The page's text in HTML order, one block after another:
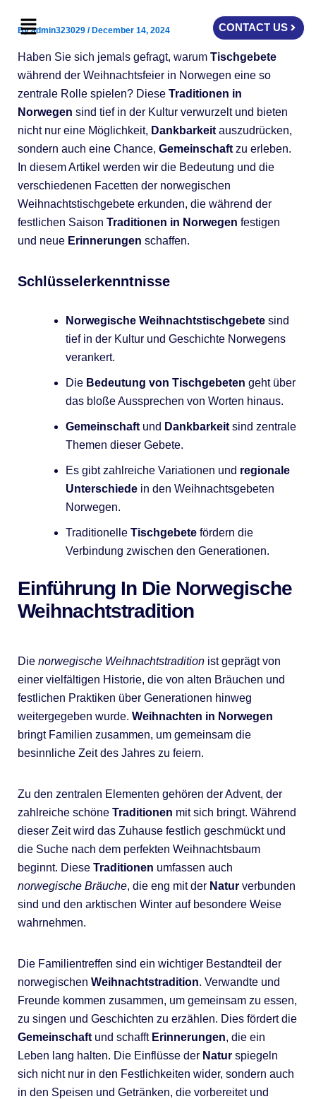
Menu CONTACT US
Byadmin323029 /December 14, 2024
Haben Sie sich jemals gefragt, warum Tischgebete
während der Weihnachtsfeier in Norwegen eine so
zentrale Rolle spielen? Diese Traditionen in
Norwegen sind tief in der Kultur verwurzelt und bieten
nicht nur eine Möglichkeit, Dankbarkeitauszudrücken,
sondern auch eine Chance, Gemeinschaftzu erleben.
In diesem Artikel werden wir die Bedeutung und die
verschiedenen Facetten der norwegischen
Weihnachtstischgebete erkunden, die während der
festlichen Saison Traditionen in Norwegen festigen
und neue Erinnerungen schaffen.
Schlüsselerkenntnisse
Norwegische Weihnachtstischgebetesind
tief in der Kultur und Geschichte Norwegens
verankert.
Die Bedeutung von Tischgebeten geht über
das bloße Aussprechen von Worten hinaus.
Gemeinschaftund Dankbarkeitsind zentrale
Themen dieser Gebete.
Es gibt zahlreiche Variationen und regionale
Unterschiedein den Weihnachtsgebeten
Norwegen.
Traditionelle Tischgebetefördern die
Verbindung zwischen den Generationen.
Einführung In Die Norwegische
Weihnachtstradition
Die norwegische Weihnachtstraditionist geprägt von
einer vielfältigen Historie, die von alten Bräuchen und
festlichen Praktiken über Generationen hinweg
weitergegeben wurde. Weihnachten in Norwegen
bringt Familien zusammen, um gemeinsam die
besinnliche Zeit des Jahres zu feiern.
Zu den zentralen Elementen gehören der Advent, der
zahlreiche schöne Traditionen mit sich bringt. Während
dieser Zeit wird das Zuhause festlich geschmückt und
die Suche nach dem perfekten Weihnachtsbaum
beginnt. Diese Traditionen umfassen auch
norwegische Bräuche, die eng mit der Naturverbunden
sind und den arktischen Winter auf besondere Weise
wahrnehmen.
Die Familientreffen sind ein wichtiger Bestandteil der
norwegischen Weihnachtstradition. Verwandte und
Freunde kommen zusammen, um gemeinsam zu essen,
zu singen und Geschichten zu erzählen. Dies fördert die
Gemeinschaftund schafft Erinnerungen, die ein
Leben lang halten. Die Einflüsse der Naturspiegeln
sich nicht nur in den Festlichkeiten wider, sondern auch
in den Speisen und Getränken, die vorbereitet und